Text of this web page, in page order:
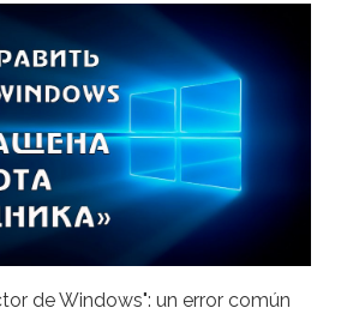
de Windows": un error común